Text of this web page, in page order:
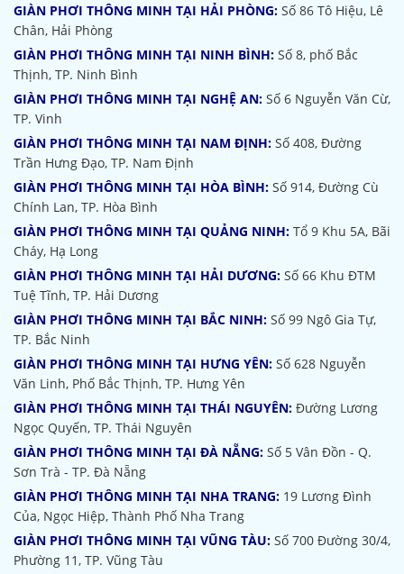
GIÀN PHƠI THÔNG MINH TẠI HẢI PHÒNG: Số 86 Tô Hiệu, Lê
Chân, Hải Phòng
GIÀN PHƠI THÔNG MINH TẠI NINH BÌNH: Số 8, phố Bắc
Thịnh, TP. Ninh Bình
GIÀN PHƠI THÔNG MINH TẠI NGHỆ AN: Số 6 Nguyễn Văn Cừ,
TP. Vinh
GIÀN PHƠI THÔNG MINH TẠI NAM ĐỊNH: Số 408, Đường
Trần Hưng Đạo, TP. Nam Định
GIÀN PHƠI THÔNG MINH TẠI HÒA BÌNH: Số 914, Đường Cù
Chính Lan, TP. Hòa Bình
GIÀN PHƠI THÔNG MINH TẠI QUẢNG NINH: Tổ 9 Khu 5A, Bãi
Cháy, Hạ Long
GIÀN PHƠI THÔNG MINH TẠI HẢI DƯƠNG: Số 66 Khu ĐTM
Tuệ Tĩnh, TP. Hải Dương
GIÀN PHƠI THÔNG MINH TẠI BẮC NINH: Số 99 Ngô Gia Tự,
TP. Bắc Ninh
GIÀN PHƠI THÔNG MINH TẠI HƯNG YÊN: Số 628 Nguyễn
Văn Linh, Phố Bắc Thịnh, TP. Hưng Yên
GIÀN PHƠI THÔNG MINH TẠI THÁI NGUYÊN: Đường Lương
Ngọc Quyến, TP. Thái Nguyên
GIÀN PHƠI THÔNG MINH TẠI ĐÀ NẴNG: Số 5 Vân Đồn - Q.
Sơn Trà - TP. Đà Nẵng
GIÀN PHƠI THÔNG MINH TẠI NHA TRANG: 19 Lương Đình
Của, Ngọc Hiệp, Thành Phố Nha Trang
GIÀN PHƠI THÔNG MINH TẠI VŨNG TÀU: Số 700 Đường 30/4,
Phường 11, TP. Vũng Tàu